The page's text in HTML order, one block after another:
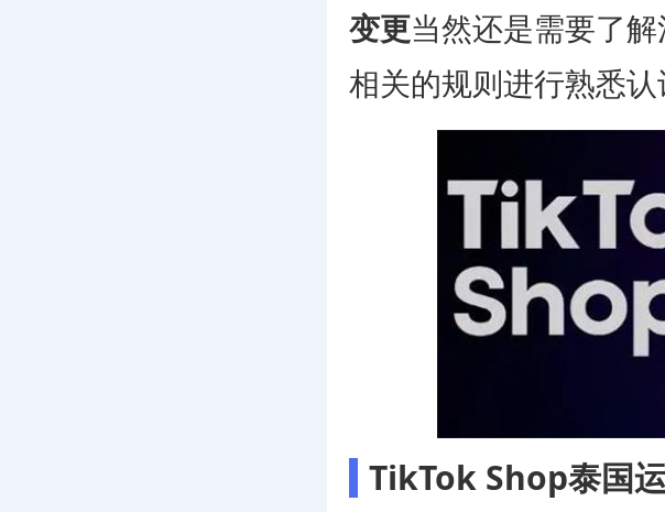
变更当然还是需要了
相关的规则进行熟悉认
TikTok Shop泰国